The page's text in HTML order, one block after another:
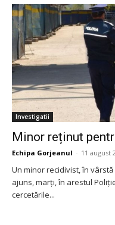
Investigatii
Minor reținut
Echipa Gorjeanul - 11 august
Un minor recidivist, în
ajuns, marți, în arestul
cercetările...